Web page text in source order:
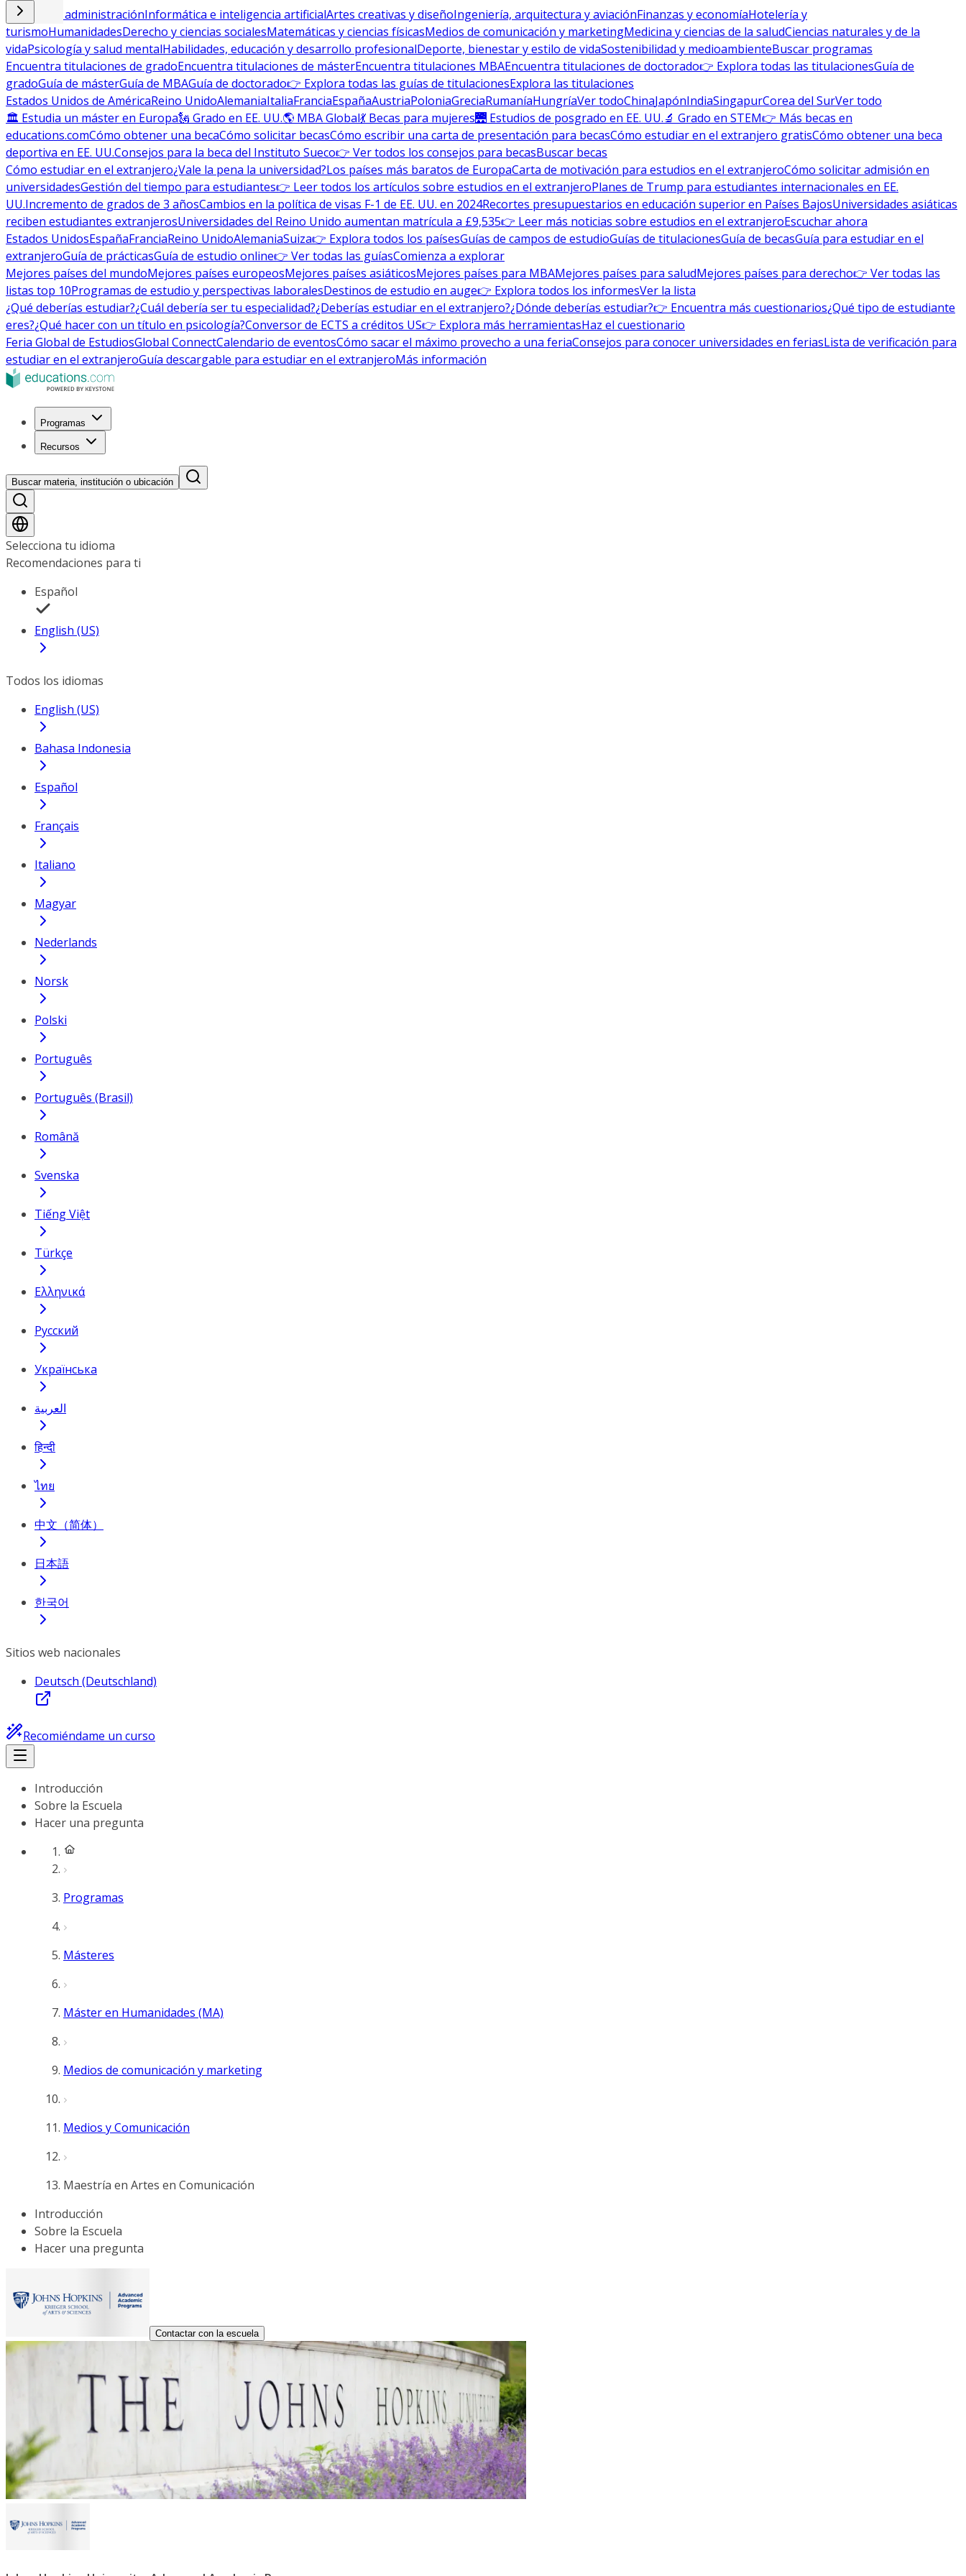
Empresa y administraciónInformática e inteligencia artificialArtes creativas y diseñoIngeniería, arquitectura y aviaciónFinanzas y economíaHotelería y
turismoHumanidadesDerecho y ciencias socialesMatemáticas y ciencias físicasMedios de comunicación y marketingMedicina y ciencias de la saludCiencias naturales y de la
vidaPsicología y salud mentalHabilidades, educación y desarrollo profesionalDeporte, bienestar y estilo de vidaSostenibilidad y medioambienteBuscar programas
Encuentra titulaciones de gradoEncuentra titulaciones de másterEncuentra titulaciones MBAEncuentra titulaciones de doctorado👉 Explora todas las titulacionesGuía de
gradoGuía de másterGuía de MBAGuía de doctorado👉 Explora todas las guías de titulacionesExplora las titulaciones
Estados Unidos de AméricaReino UnidoAlemaniaItaliaFranciaEspañaAustriaPoloniaGreciaRumaníaHungríaVer todoChinaJapónIndiaSingapurCorea del SurVer todo
🏛 Estudia un máster en Europa🗽 Grado en EE. UU.🌎 MBA Global💃 Becas para mujeres🌉 Estudios de posgrado en EE. UU.🔬 Grado en STEM👉 Más becas en
educations.comCómo obtener una becaCómo solicitar becasCómo escribir una carta de presentación para becasCómo estudiar en el extranjero gratisCómo obtener una beca
deportiva en EE. UU.Consejos para la beca del Instituto Sueco👉 Ver todos los consejos para becasBuscar becas
Cómo estudiar en el extranjero¿Vale la pena la universidad?Los países más baratos de EuropaCarta de motivación para estudios en el extranjeroCómo solicitar admisión en
universidadesGestión del tiempo para estudiantes👉 Leer todos los artículos sobre estudios en el extranjeroPlanes de Trump para estudiantes internacionales en EE.
UU.Incremento de grados de 3 añosCambios en la política de visas F-1 de EE. UU. en 2024Recortes presupuestarios en educación superior en Países BajosUniversidades asiáticas
reciben estudiantes extranjerosUniversidades del Reino Unido aumentan matrícula a £9,535👉 Leer más noticias sobre estudios en el extranjeroEscuchar ahora
Estados UnidosEspañaFranciaReino UnidoAlemaniaSuiza👉 Explora todos los paísesGuías de campos de estudioGuías de titulacionesGuía de becasGuía para estudiar en el
extranjeroGuía de prácticasGuía de estudio online👉 Ver todas las guíasComienza a explorar
Mejores países del mundoMejores países europeosMejores países asiáticosMejores países para MBAMejores países para saludMejores países para derecho👉 Ver todas las
listas top 10Programas de estudio y perspectivas laboralesDestinos de estudio en auge👉 Explora todos los informesVer la lista
¿Qué deberías estudiar?¿Cuál debería ser tu especialidad?¿Deberías estudiar en el extranjero?¿Dónde deberías estudiar?👉 Encuentra más cuestionarios¿Qué tipo de estudiante
eres?¿Qué hacer con un título en psicología?Conversor de ECTS a créditos US👉 Explora más herramientasHaz el cuestionario
Feria Global de EstudiosGlobal ConnectCalendario de eventosCómo sacar el máximo provecho a una feriaConsejos para conocer universidades en feriasLista de verificación para
estudiar en el extranjeroGuía descargable para estudiar en el extranjeroMás información
Programas
Recursos
Buscar materia, institución o ubicación
Selecciona tu idioma
Recomendaciones para ti
Español
English (US)
Todos los idiomas
English (US)
Bahasa Indonesia
Español
Français
Italiano
Magyar
Nederlands
Norsk
Polski
Português
Português (Brasil)
Română
Svenska
Tiếng Việt
Türkçe
Ελληνικά
Русский
Українська
العربية
हिन्दी
ไทย
中文（简体）
日本語
한국어
Sitios web nacionales
Deutsch (Deutschland)
Recomiéndame un curso
Introducción
Sobre la Escuela
Hacer una pregunta
Programas
Másteres
Máster en Humanidades (MA)
Medios de comunicación y marketing
Medios y Comunicación
Maestría en Artes en Comunicación
Introducción
Sobre la Escuela
Hacer una pregunta
Contactar con la escuela